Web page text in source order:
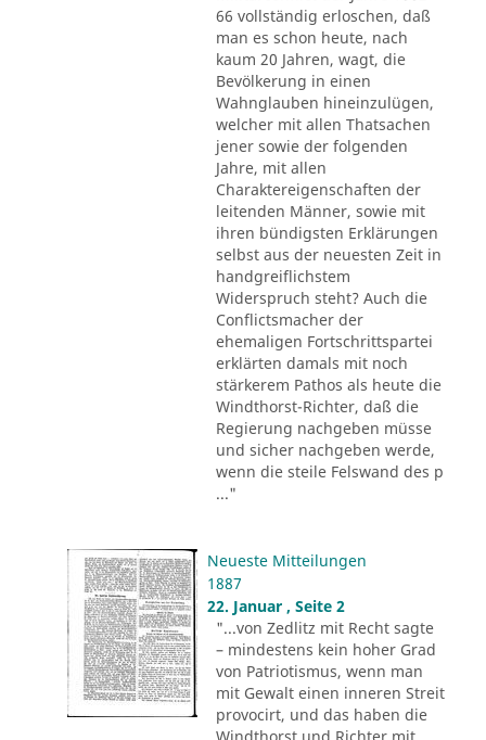
66 vollständig erloschen, daß
man es schon heute, nach
kaum 20 Jahren, wagt, die
Bevölkerung in einen
Wahnglauben hineinzulügen,
welcher mit allen Thatsachen
jener sowie der folgenden
Jahre, mit allen
Charaktereigenschaften der
leitenden Männer, sowie mit
ihren bündigsten Erklärungen
selbst aus der neuesten Zeit in
handgreiflichstem
Widerspruch steht? Auch die
Conflictsmacher der
ehemaligen Fortschrittspartei
erklärten damals mit noch
stärkerem Pathos als heute die
Windthorst-Richter, daß die
Regierung nachgeben müsse
und sicher nachgeben werde,
wenn die steile Felswand des p
..."
Neueste Mitteilungen
1887
22. Januar , Seite 2
"...von Zedlitz mit Recht sagte
– mindestens kein hoher Grad
von Patriotismus, wenn man
mit Gewalt einen inneren Streit
provocirt, und das haben die